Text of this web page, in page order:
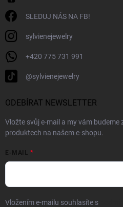
SLEDUJ NÁS NA FB!
sylvienejewelry
+420 775 731 991
@sylvienejewelry
ODEBÍRAT NEWSLETTER
Vložte svůj e-mail a my vám
produktech na našem e-shopu.
E-MAIL
Vložením e-mailu souhlasíte s